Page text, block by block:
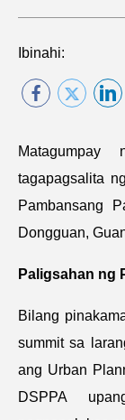
Ibinahi:
tagapagsalita
Pambansang
Dongguan,
Paligsahan ng
Bilang
summit sa
ang Urban
DSPPA